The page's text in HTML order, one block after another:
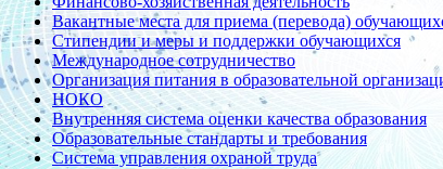
Вакантные места для приема (перевода)
Стипендии и меры и поддержки обучающихся
Международное сотрудничество
Организация питания в образовательной
НОКО
Внутренняя система оценки качества образования
Образовательные стандарты и требования
Система управления охраной труда